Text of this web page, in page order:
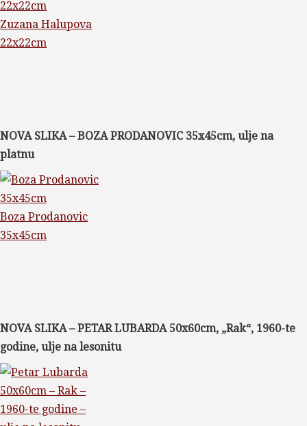
Zuzana Halupova
22x22cm
NOVA SLIKA – BOZA PRODANOVIC 35x45cm, ulje na
platnu
Boza Prodanovic
35x45cm
NOVA SLIKA – PETAR LUBARDA 50x60cm, „Rak“, 1960-te
godine, ulje na lesonitu